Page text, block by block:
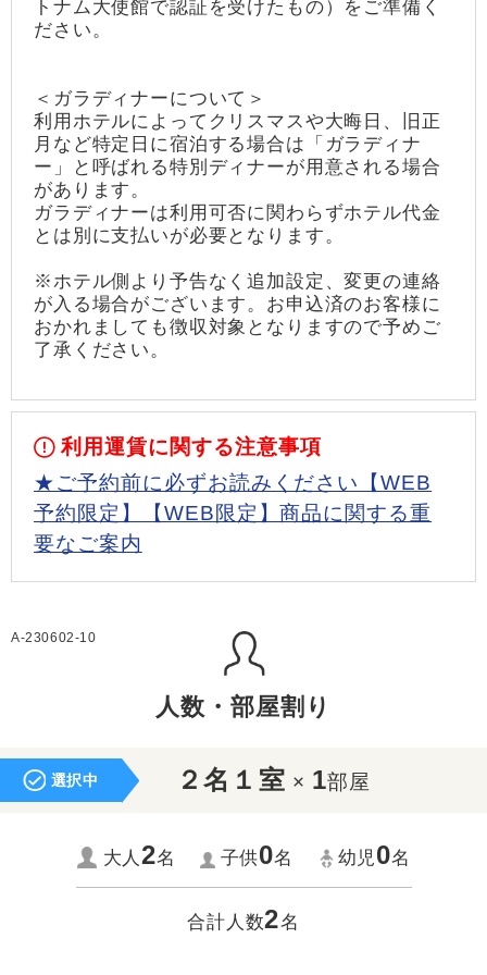
トナム大使館で認証を受けたもの）をご準備く
ださい。
＜ガラディナーについて＞
利用ホテルによってクリスマスや大晦日、旧正
月など特定日に宿泊する場合は「ガラディナ
ー」と呼ばれる特別ディナーが用意される場合
があります。
ガラディナーは利用可否に関わらずホテル代金
とは別に支払いが必要となります。
※ホテル側より予告なく追加設定、変更の連絡
が入る場合がございます。お申込済のお客様に
おかれましても徴収対象となりますので予めご
了承ください。
利用運賃に関する注意事項
★ご予約前に必ずお読みください【WEB
予約限定】【WEB限定】商品に関する重
要なご案内
A-230602-10
人数・部屋割り
選択中 ２名１室 × 1部屋
大人2名 子供0名 幼児0名
合計人数2名